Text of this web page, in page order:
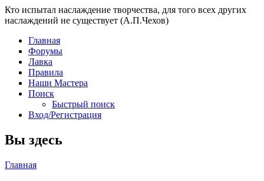
Кто испытал наслаждение творчества, для того всех других
наслаждений не существует (А.П.Чехов)
Главная
Форумы
Лавка
Правила
Наши Мастера
Поиск
Быстрый поиск
Вход/Регистрация
Вы здесь
Главная